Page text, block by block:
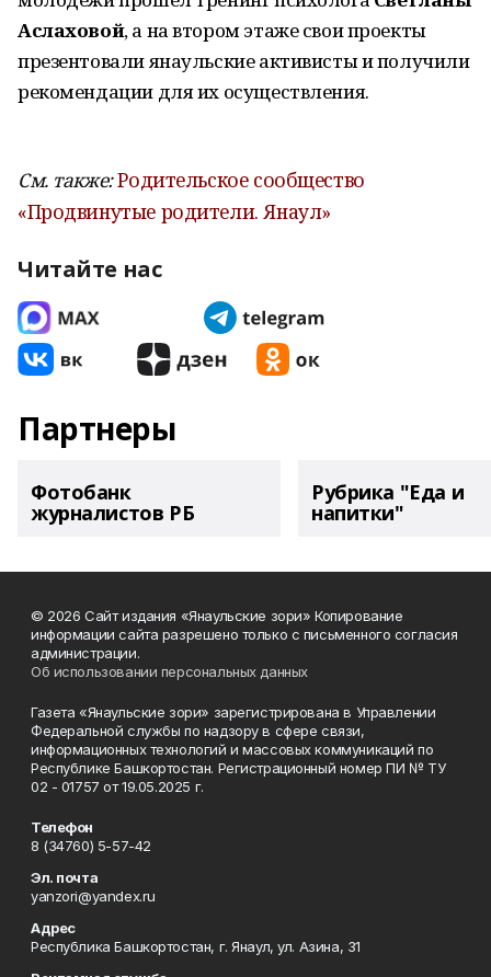
Аслаховой, а на втором этаже свои проекты
презентовали янаульские активисты и получили
рекомендации для их осуществления.
См. также:Родительское сообщество
«Продвинутые родители. Янаул»
Читайте нас
Партнеры
Фотобанк
журналистов РБ
Рубрика "Еда и
напитки"
© 2026 Сайт издания «Янаульские зори» Копирование
информации сайта разрешено только с письменного согласия
администрации.
Об использовании персональных данных
Газета «Янаульские зори» зарегистрирована в Управлении
Федеральной службы по надзору в сфере связи,
информационных технологий и массовых коммуникаций по
Республике Башкортостан. Регистрационный номер ПИ № ТУ
02 - 01757 от 19.05.2025 г.
Телефон
8 (34760) 5-57-42
Эл. почта
yanzori@yandex.ru
Адрес
Республика Башкортостан, г. Янаул, ул. Азина, 31